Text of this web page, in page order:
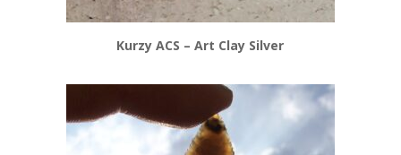
Kurzy ACS – Art Clay Silver